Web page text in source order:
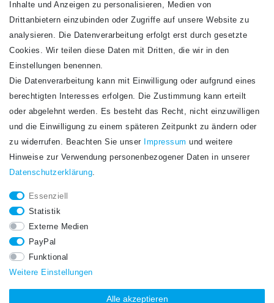
Newsletter
Honig
Hiermit bestätige ich, dass ich dieDaten­schutz­erklärunggelesen habe. Meine
STAY CONNECTED.
Inhalte und Anzeigen zu personalisieren, Medien von
Drittanbietern einzubinden oder Zugriffe auf unsere Website zu
analysieren. Die Datenverarbeitung erfolgt erst durch gesetzte
Cookies. Wir teilen diese Daten mit Dritten, die wir in den
Einstellungen benennen.
Die Datenverarbeitung kann mit Einwilligung oder aufgrund eines
berechtigten Interesses erfolgen. Die Zustimmung kann erteilt
oder abgelehnt werden. Es besteht das Recht, nicht einzuwilligen
und die Einwilligung zu einem späteren Zeitpunkt zu ändern oder
zu widerrufen. Beachten Sie unser
Impressum und weitere
Hinweise zur Verwendung personenbezogener Daten in unserer
Daten­schutz­erklärung.
Essenziell
Statistik
Externe Medien
PayPal
Funktional
Weitere Einstellungen
Alle akzeptieren